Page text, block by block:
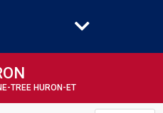
TREE HURON-ET